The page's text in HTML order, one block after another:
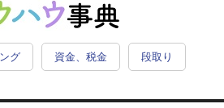
グ 資金、税金 段取り